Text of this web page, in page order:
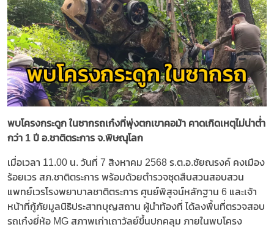
พบโครงกระดูก ในซากรถเก๋งที่พุ่งตกเขาคอม้า คาดเกิดเหตุไม่น่าต่ำ
กว่า 1 ปี อ.ชาติตระการ จ.พิษณุโลก
เมื่อเวลา 11.00 น. วันที่ 7 สิงหาคม 2568 ร.ต.อ.ชัยณรงค์ คงเมือง
ร้อยเวร สภ.ชาติตระการ พร้อมด้วยตำรวจชุดสืบสวนสอบสวน
แพทย์เวรโรงพยาบาลชาติตระการ ศูนย์พิสูจน์หลักฐาน 6 และเจ้า
หน้าที่กู้ภัยมูลนิธิประสาทบุญสถาน ผู้นำท้องที่ ได้ลงพื้นที่ตรวจสอบ
รถเก๋งยี่ห้อ MG สภาพเก่าเถาวัลย์ขึ้นปกคลุม ภายในพบโครง